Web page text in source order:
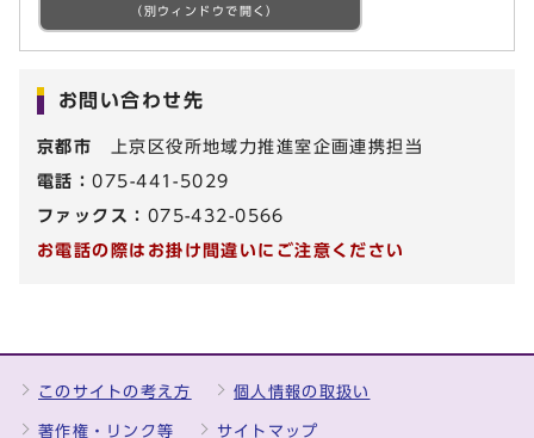
（別ウィンドウで開く）
お問い合わせ先
京都市 上京区役所地域力推進室企画連携担当
電話：075-441-5029
ファックス： 075-432-0566
お電話の際はお掛け間違いにご注意ください
このサイトの考え方 個人情報の取扱い
著作権・リンク等 サイトマップ